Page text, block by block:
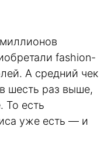
fashion-
А средний чек
шесть раз выше,
То есть
уже есть — и